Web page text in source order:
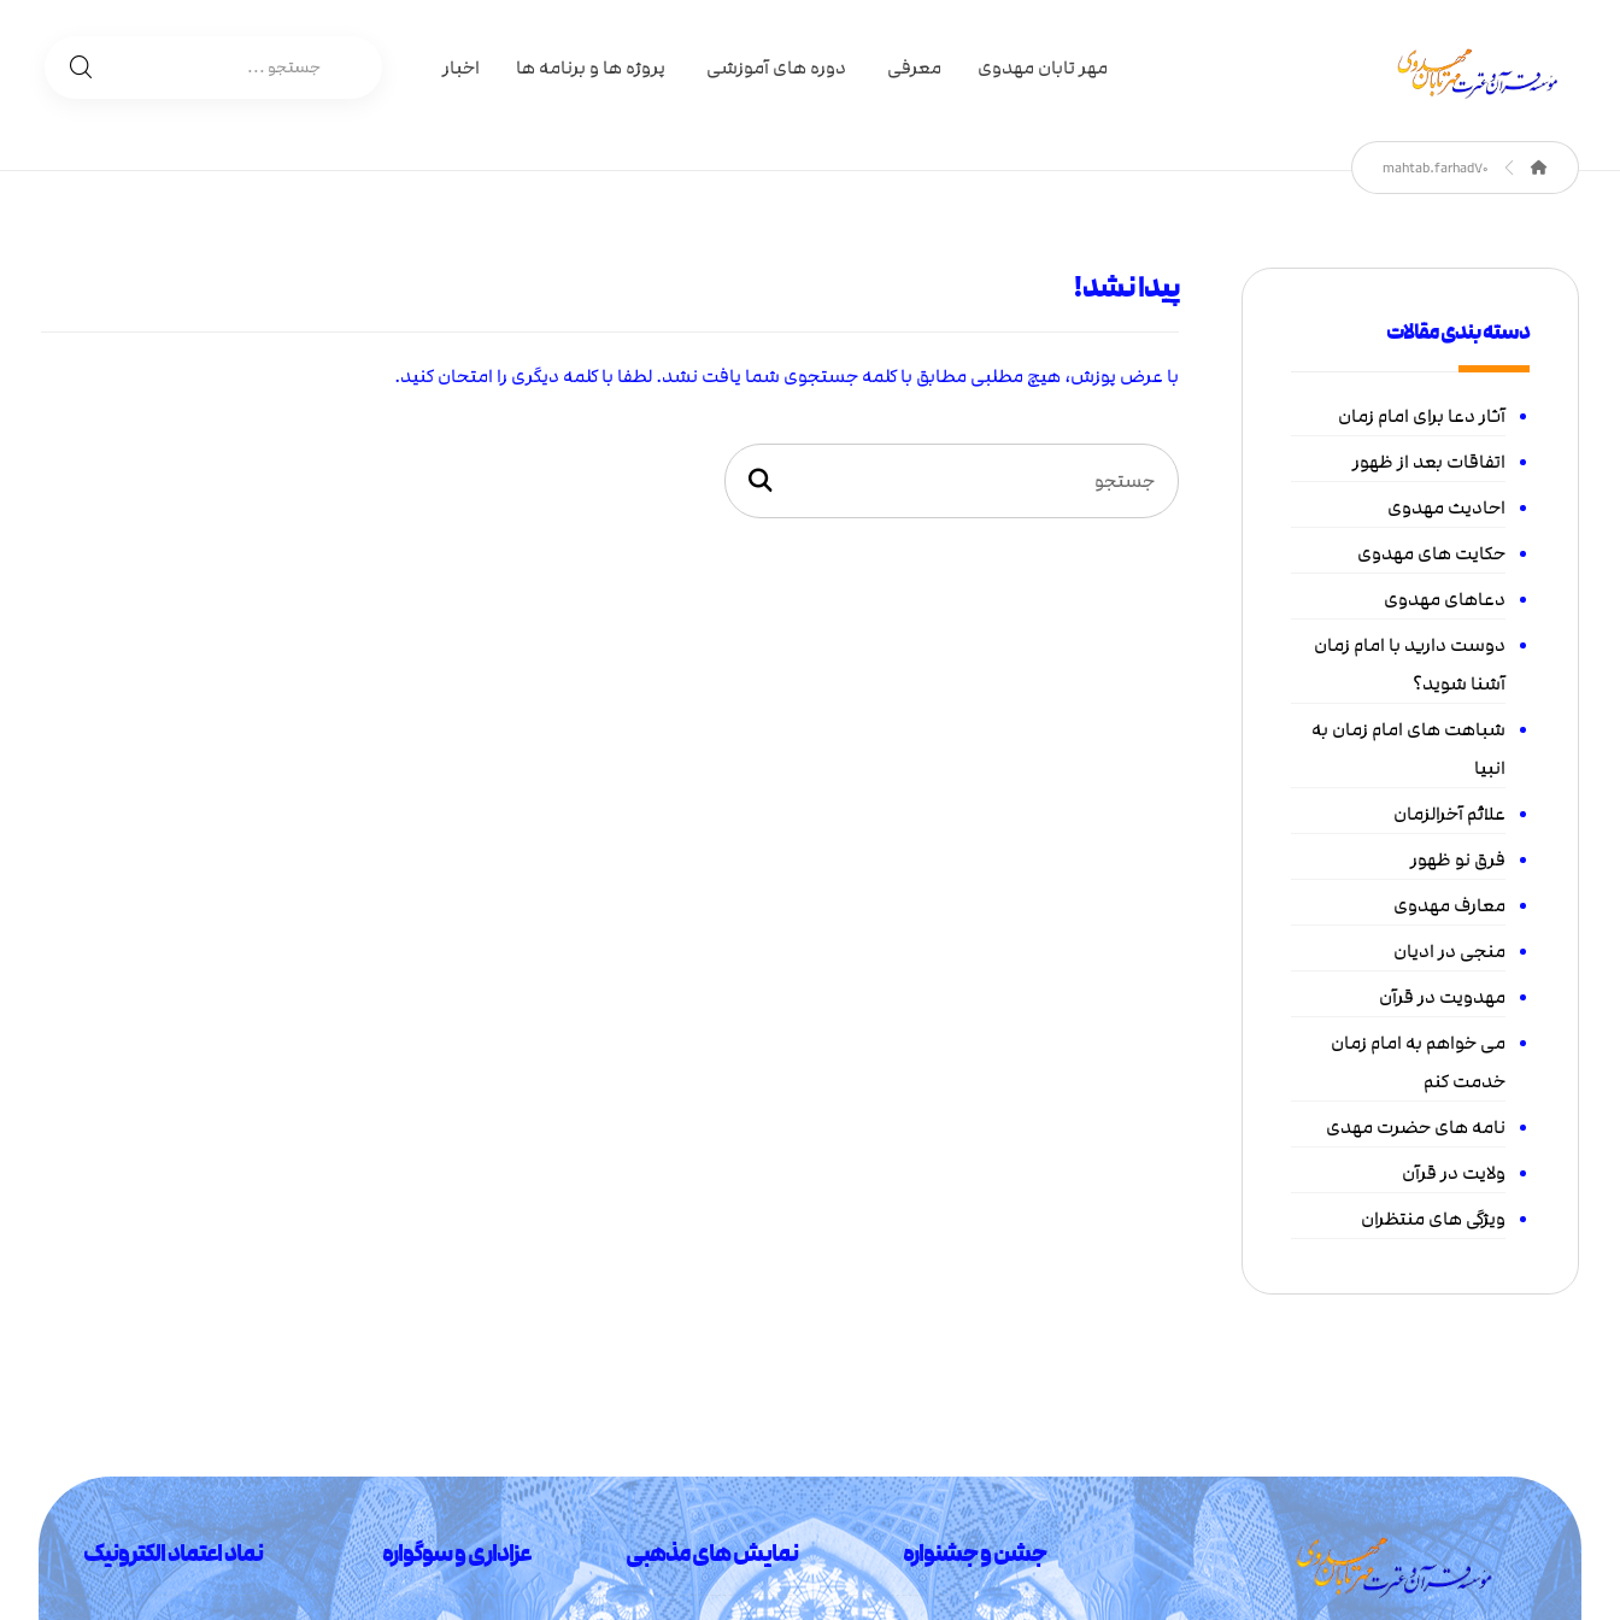
مهر تابان مهدوی معرفی دوره های آموزشی پروژه ها و برنامه ها اخبار
mahtab.farhad70
پیدا نشد!
با عرض پوزش، هیچ مطلبی مطابق با کلمه جستجوی شما یافت نشد. لطفا با کلمه دیگری را امتحان کنید.
دسته بندی مقالات
آثار دعا برای امام زمان
اتفاقات بعد از ظهور
احادیث مهدوی
حکایت های مهدوی
دعاهای مهدوی
دوست دارید با امام زمان
آشنا شوید؟
شباهت های امام زمان به
انبیا
علائم آخرالزمان
فرق نو ظهور
معارف مهدوی
منجی در ادیان
مهدویت در قرآن
می خواهم به امام زمان
خدمت کنم
نامه های حضرت مهدی
ولایت در قرآن
ویژگی های منتظران
جشن و جشنواره نمایش های مذهبی عزاداری و سوگواره نماد اعتماد الکترونیک